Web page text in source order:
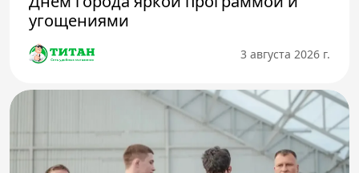
угощениями
3 августа 2026 г.